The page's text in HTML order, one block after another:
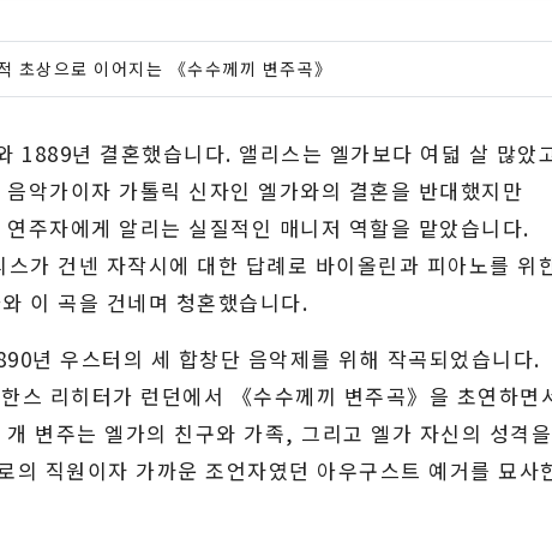
초상으로 이어지는 《수수께끼 변주곡》
1889년 결혼했습니다. 앨리스는 엘가보다 여덟 살 많았
악가이자 가톨릭 신자인 엘가와의 결혼을 반대했지만
주자에게 알리는 실질적인 매니저 역할을 맡았습니다.
가 건넨 자작시에 대한 답례로 바이올린과 피아노를 위
이 곡을 건네며 청혼했습니다.
년 우스터의 세 합창단 음악제를 위해 작곡되었습니다.
리히터가 런던에서 《수수께끼 변주곡》을 초연하면
변주는 엘가의 친구와 가족, 그리고 엘가 자신의 성격을
의 직원이자 가까운 조언자였던 아우구스트 예거를 묘사